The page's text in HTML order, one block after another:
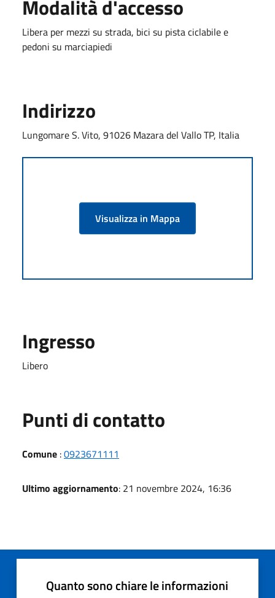
Modalità d'accesso
Libera per mezzi su strada, bici su pista ciclabile e
pedoni su marciapiedi
Indirizzo
Lungomare S. Vito, 91026 Mazara del Vallo TP, Italia
Visualizza in Mappa
Ingresso
Libero
Punti di contatto
Comune :0923671111
Ultimo aggiornamento: 21 novembre 2024, 16:36
Quanto sono chiare le informazioni